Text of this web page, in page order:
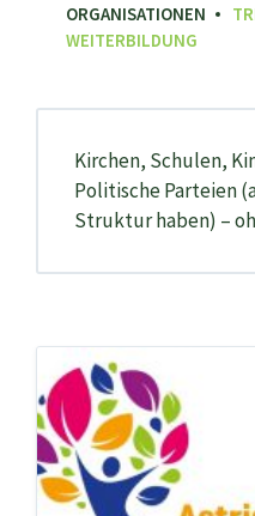
ORGANISATIONEN
WEITERBILDUNG
Kirchen, Schulen,
Politische Parteien
Struktur haben) –
Leese
Astrid_Lindgren-
Schule